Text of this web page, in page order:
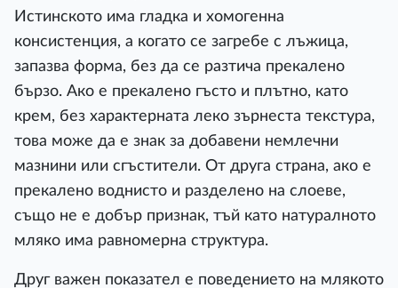
Истинското има гладка и хомогенна
консистенция, а когато се загребе с лъжица,
запазва форма, без да се разтича прекалено
бързо. Ако е прекалено гъсто и плътно, като
крем, без характерната леко зърнеста текстура,
това може да е знак за добавени немлечни
мазнини или сгъстители. От друга страна, ако е
прекалено воднисто и разделено на слоеве,
също не е добър признак, тъй като натуралното
мляко има равномерна структура.
Друг важен показател е поведението на млякото